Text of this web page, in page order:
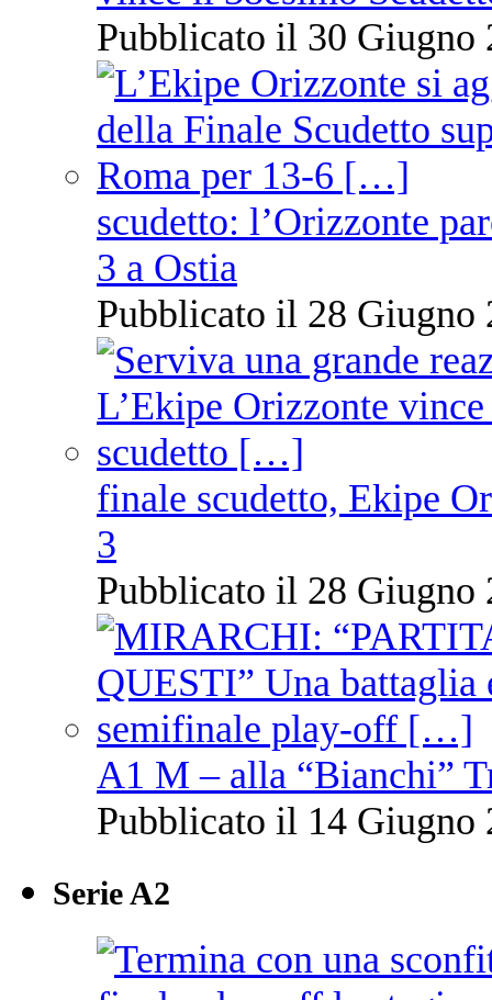
Pubblicato il 30 Giugno
scudetto: l’Orizzonte
3 a Ostia
Pubblicato il 28 Giugno
finale scudetto, Ekipe
3
Pubblicato il 28 Giugno
A1 M – alla “Bianchi”
Pubblicato il 14 Giugno
Serie A2